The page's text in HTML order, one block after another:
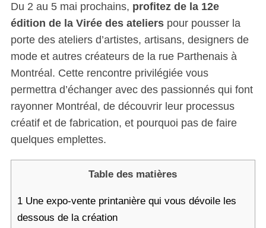
Du 2 au 5 mai prochains, profitez de la 12e
édition de la Virée des atelierspour pousser la
porte des ateliers d’artistes, artisans, designers de
mode et autres créateurs de la rue Parthenais à
Montréal. Cette rencontre privilégiée vous
permettra d’échanger avec des passionnés qui font
rayonner Montréal, de découvrir leur processus
créatif et de fabrication, et pourquoi pas de faire
quelques emplettes.
Table des matières
1Une expo-vente printanière qui vous dévoile les
dessous de la création